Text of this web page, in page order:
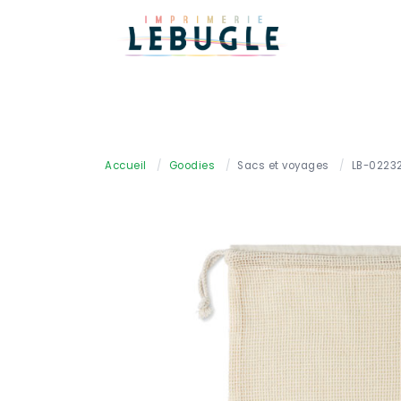
Accueil / Goodies / Sacs et voyages / LB-